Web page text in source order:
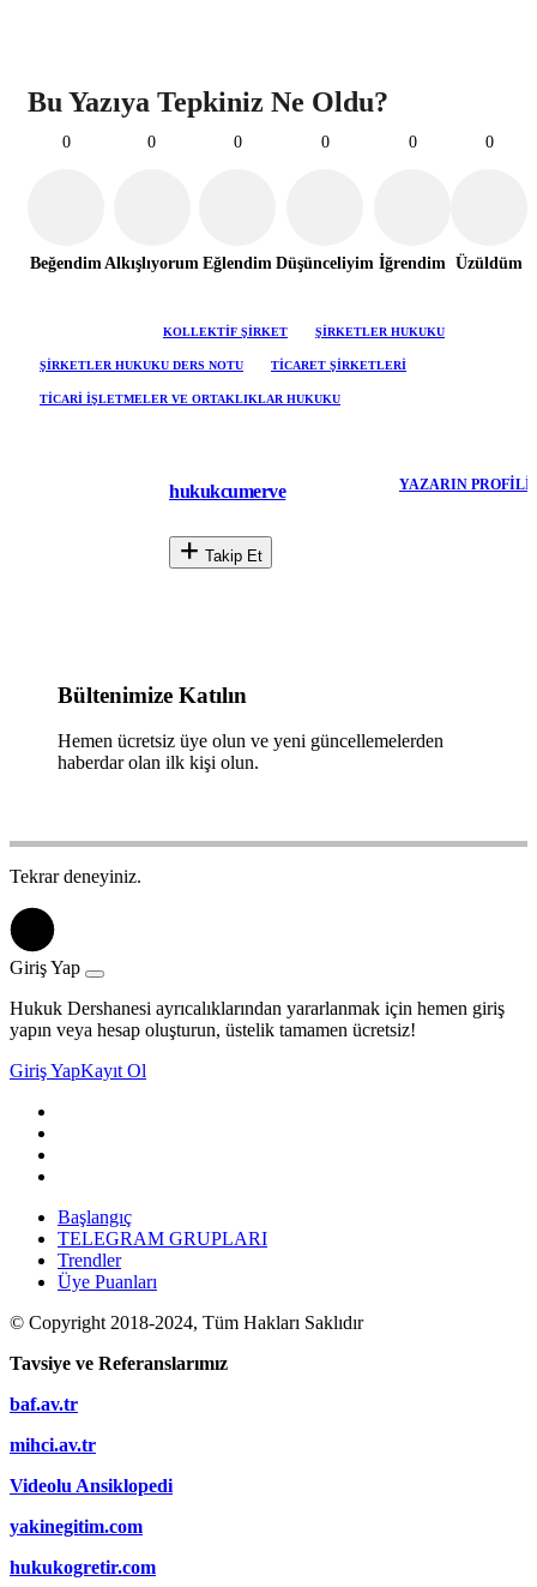
Bu Yazıya Tepkiniz Ne Oldu?
0
Beğendim
0
Alkışlıyorum
0
Eğlendim
0
Düşünceliyim
0
İğrendim
0
Üzüldüm
KOLLEKTIF ŞIRKET ŞIRKETLER HUKUKU
ŞIRKETLER HUKUKU DERS NOTU TICARET ŞIRKETLERI
TICARI İŞLETMELER VE ORTAKLIKLAR HUKUKU
hukukcumerve YAZARIN PROFILI
Takip Et
Bültenimize Katılın
Hemen ücretsiz üye olun ve yeni güncellemelerden
haberdar olan ilk kişi olun.
Tekrar deneyiniz.
Giriş Yap
Hukuk Dershanesi ayrıcalıklarından yararlanmak için hemen giriş
yapın veya hesap oluşturun, üstelik tamamen ücretsiz!
Giriş YapKayıt Ol
Başlangıç
TELEGRAM GRUPLARI
Trendler
Üye Puanları
© Copyright 2018-2024, Tüm Hakları Saklıdır
Tavsiye ve Referanslarımız
baf.av.tr
mihci.av.tr
Videolu Ansiklopedi
yakinegitim.com
hukukogretir.com